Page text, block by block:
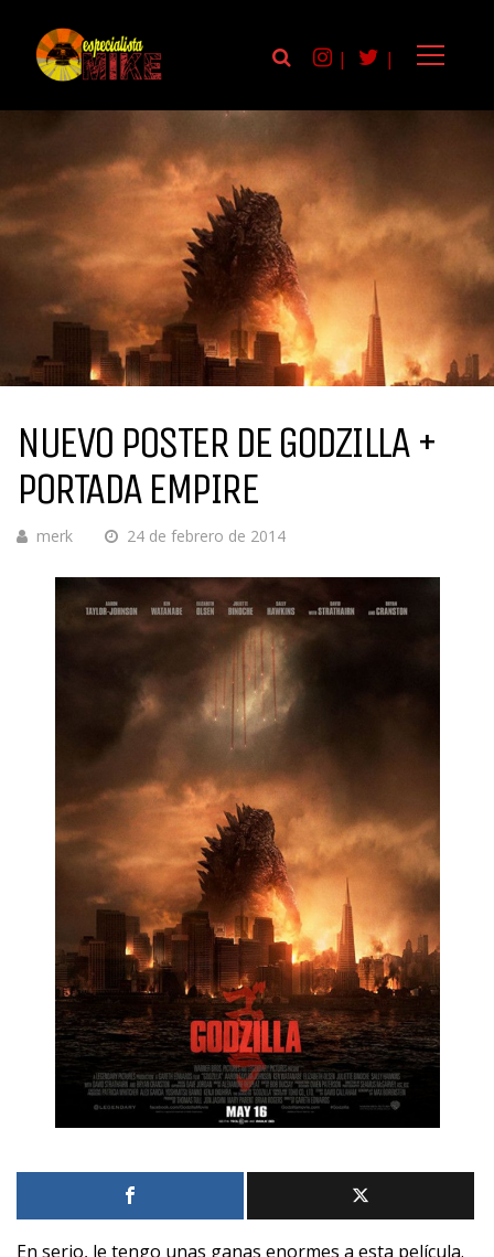
| |
NUEVO POSTER DE GODZILLA +
PORTADA EMPIRE
merk 24 de febrero de 2014
En serio, le tengo unas ganas enormes a esta película.